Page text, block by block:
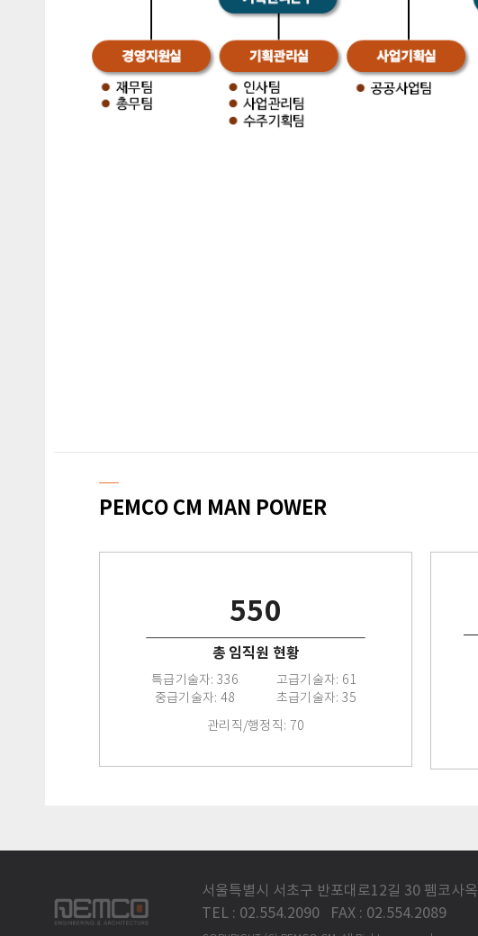
─
PEMCO CM MAN POWER
550
총 임직원 현황
특급기술자: 336
중급기술자: 48
고급기술자: 61
초급기술자: 35
관리직/행정직: 70
서울특별시 서초구 반포대로12길 30 펨코사옥
TEL : 02.554.2090 FAX : 02.554.2089